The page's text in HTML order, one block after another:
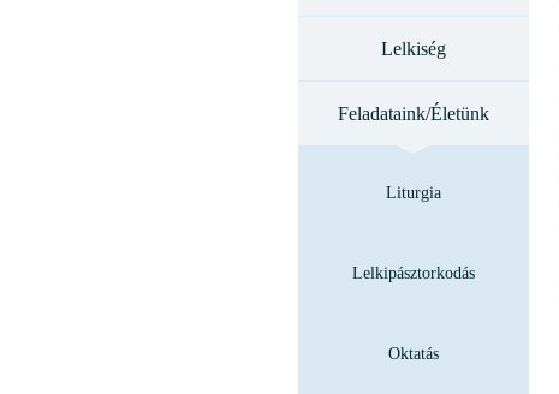
Lelkiség
Feladataink/Életünk
Liturgia
Lelkipásztorkodás
Oktatás